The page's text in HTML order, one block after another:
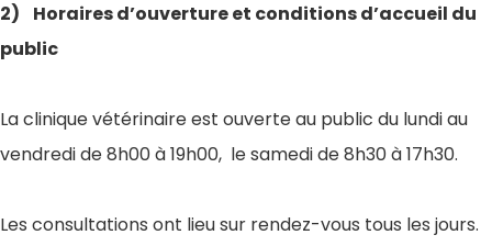
2) Horaires d’ouverture et conditions d’accueil du
public
La clinique vétérinaire est ouverte au public du lundi au
vendredi de 8h00 à 19h00, le samedi de 8h30 à 17h30.
Les consultations ont lieu sur rendez-vous tous les jours.